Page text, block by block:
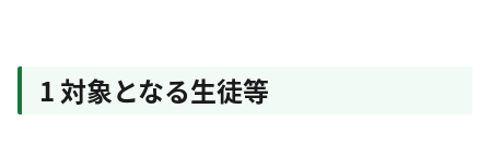
1 対象となる生徒等